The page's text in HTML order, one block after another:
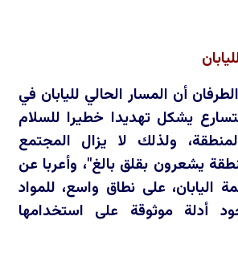
أن المسار الحالي لليابان في
يشكل تهديدا خطيرا للسلام
ولذلك لا يزال المجتمع
يشعرون بقلق بالغ"، وأعربا عن
اليابان، على نطاق واسع، للمواد
أدلة موثوقة على استخدامها